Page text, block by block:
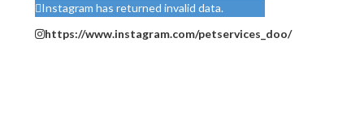
Instagram has returned invalid data.
https://www.instagram.com/petservices_doo/